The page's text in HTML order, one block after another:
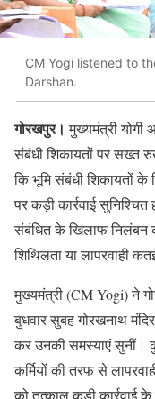
CM Yogi listened to
Darshan.
गोरखपुर। मुख्यमंत्री योगी
संबंधी शिकायतों पर सख्त
कि भूमि संबंधी शिकायतों के
पर कड़ी कार्रवाई
संबंधित के खिलाफ निलंबन
शिथिलता या लापरवाही
मुख्यमंत्री (CM Yogi) ने
बुधवार सुबह गोरखनाथ
कर उनकी समस्याएं सुनीं।
कर्मियों की तरफ से
को तत्काल कड़ी कार्रवाई